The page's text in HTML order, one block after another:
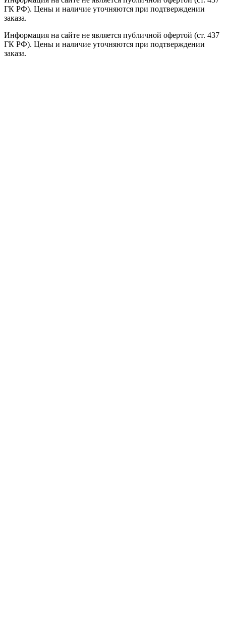
ГК РФ). Цены и наличие уточняются при подтверждении
заказа.
Информация на сайте не является публичной офертой (ст. 437
ГК РФ). Цены и наличие уточняются при подтверждении
заказа.